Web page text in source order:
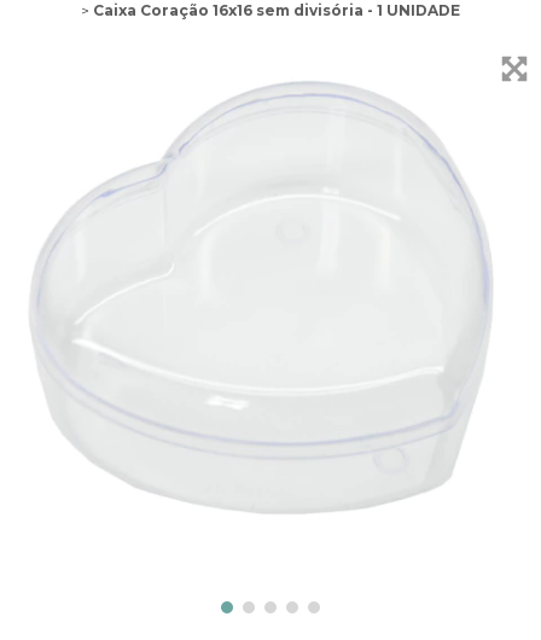
> Caixa Coração 16x16 sem divisória - 1 UNIDADE